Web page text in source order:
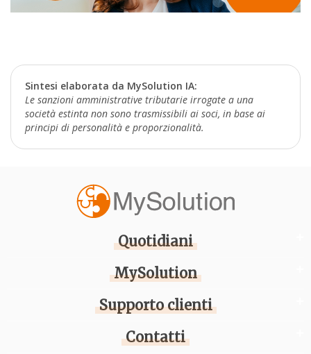
Sintesi elaborata da MySolution IA:
Le sanzioni amministrative tributarie irrogate a una
società estinta non sono trasmissibili ai soci, in base ai
principi di personalità e proporzionalità.
Quotidiani
MySolution
Supporto clienti
Contatti